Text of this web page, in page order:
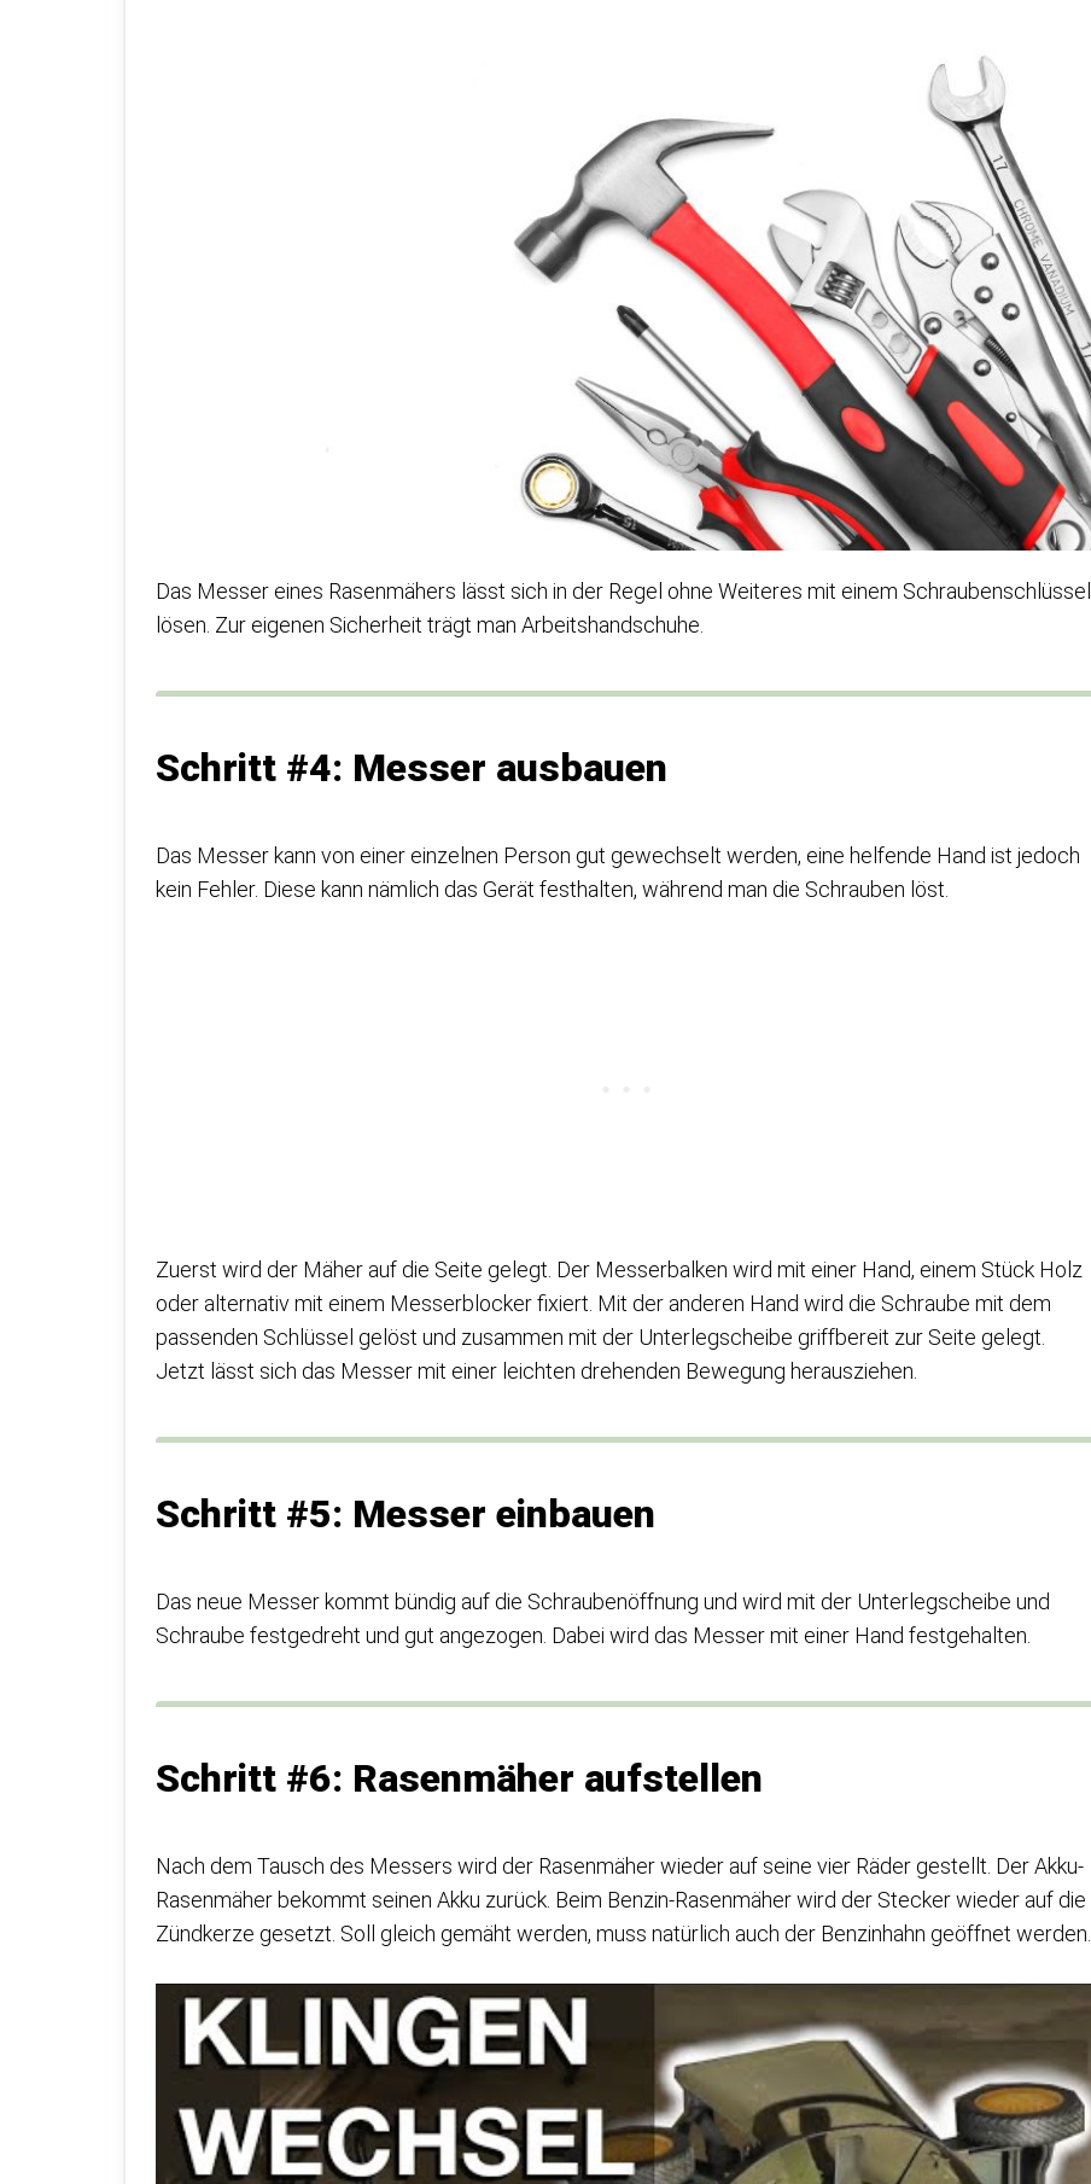
Das Messer eines Rasenmähers lässt sich in der Regel ohne Weiteres mit einem Schraubenschlüssel
lösen. Zur eigenen Sicherheit trägt man Arbeitshandschuhe.
Schritt #4: Messer ausbauen
Das Messer kann von einer einzelnen Person gut gewechselt werden, eine helfende Hand ist jedoch
kein Fehler. Diese kann nämlich das Gerät festhalten, während man die Schrauben löst.
Zuerst wird der Mäher auf die Seite gelegt. Der Messerbalken wird mit einer Hand, einem Stück Holz
oder alternativ mit einem Messerblocker fixiert. Mit der anderen Hand wird die Schraube mit dem
passenden Schlüssel gelöst und zusammen mit der Unterlegscheibe griffbereit zur Seite gelegt.
Jetzt lässt sich das Messer mit einer leichten drehenden Bewegung herausziehen.
Schritt #5: Messer einbauen
Das neue Messer kommt bündig auf die Schraubenöffnung und wird mit der Unterlegscheibe und
Schraube festgedreht und gut angezogen. Dabei wird das Messer mit einer Hand festgehalten.
Schritt #6: Rasenmäher aufstellen
Nach dem Tausch des Messers wird der Rasenmäher wieder auf seine vier Räder gestellt. Der Akku-
Rasenmäher bekommt seinen Akku zurück. Beim Benzin-Rasenmäher wird der Stecker wieder auf die
Zündkerze gesetzt. Soll gleich gemäht werden, muss natürlich auch der Benzinhahn geöffnet werden.